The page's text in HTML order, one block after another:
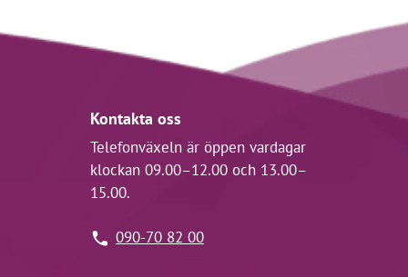
Kontakta oss
Telefonväxeln är öppen vardagar
klockan 09.00–12.00 och 13.00–
15.00.
090-70 82 00